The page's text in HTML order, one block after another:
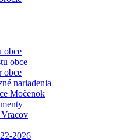
obce
obce
obce
nariadenia
Močenok
2026